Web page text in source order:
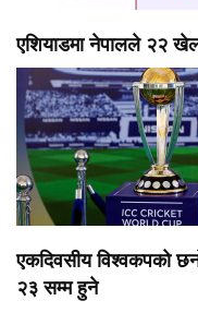
एशियाडमा नेपालले २२
एकदिवसीय विश्वकपको
२३ सम्म हुने